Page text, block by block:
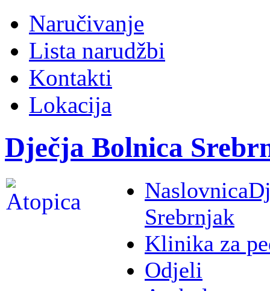
Naručivanje
Lista narudžbi
Kontakti
Lokacija
Dječja Bolnica
Naslovnica
Srebrnjak
Klinika za
Odjeli